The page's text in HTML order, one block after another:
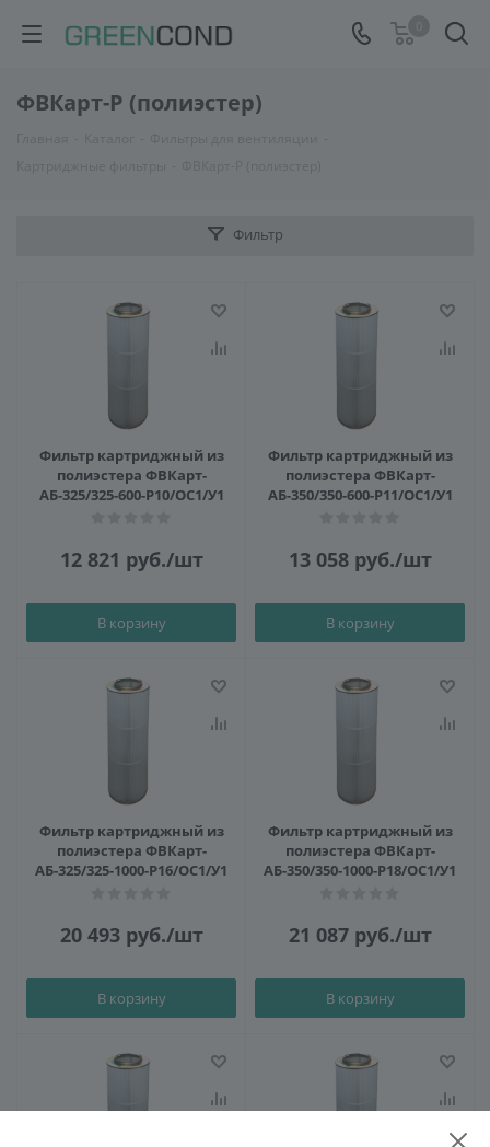
ФВКарт-Р (полиэстер)
Фильтр
Фильтр картриджный из
полиэстера ФВКарт-
АБ-325/325-600-Р10/ОС1/У1
12 821 руб./шт
В корзину
Фильтр картриджный из
полиэстера ФВКарт-
АБ-350/350-600-Р11/ОС1/У1
13 058руб./шт
В корзину
Фильтр картриджный из
полиэстера ФВКарт-
АБ-325/325-1000-Р16/ОС1/У1
20 493руб./шт
В корзину
Фильтр картриджный из
полиэстера ФВКарт-
АБ-350/350-1000-Р18/ОС1/У1
21 087руб./шт
В корзину